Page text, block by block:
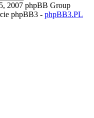
2007 phpBB Group
phpBB3 - phpBB3.PL